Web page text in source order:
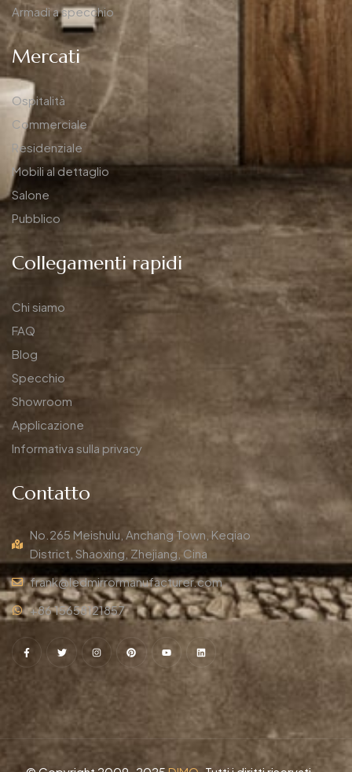
Armadi a specchio
Mercati
Ospitalità
Commerciale
Residenziale
Mobili al dettaglio
Salone
Pubblico
Collegamenti rapidi
Chi siamo
FAQ
Blog
Specchio
Showroom
Applicazione
Informativa sulla privacy
Contatto
No.265 Meishulu, Anchang Town, Keqiao
District, Shaoxing, Zhejiang, Cina
frank@ledmirrormanufacturer.com
+86 15658121857